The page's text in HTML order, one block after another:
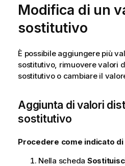
Modifica di un
sostitutivo
È possibile aggiungere più
sostitutivo, rimuovere valori
sostitutivo o cambiare il
Aggiunta di valori
sostitutivo
Procedere come indicato
Nella scheda